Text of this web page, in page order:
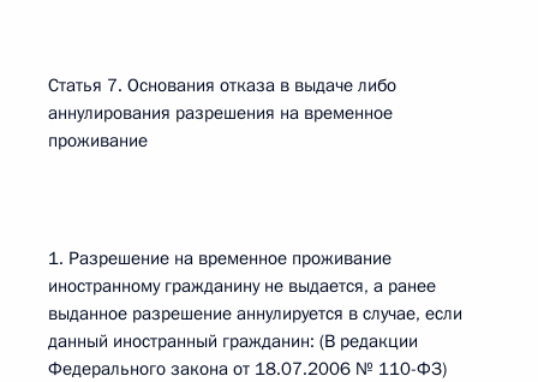
Статья 7. Основания отказа в выдаче либо
аннулирования разрешения на временное
проживание
1. Разрешение на временное проживание
иностранному гражданину не выдается, а ранее
выданное разрешение аннулируется в случае, если
данный иностранный гражданин: (В редакции
Федерального закона от 18.07.2006 № 110-ФЗ)